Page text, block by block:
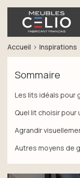
Accueil Inspirations
Sommaire
Les lits idéals pour
Quel lit choisir pour
Agrandir
Autres moyens de